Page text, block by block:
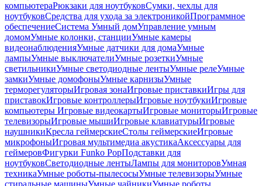
компьютераРюкзаки для ноутбуковСумки, чехлы для
ноутбуковСредства для ухода за электроникойПрограммное
обеспечениеСистема Умный домУправление умным
домомУмные колонки, станцииУмные камеры
видеонаблюденияУмные датчики для домаУмные
лампыУмные выключателиУмные розеткиУмные
светильникиУмные светодиодные лентыУмные релеУмные
замкиУмные домофоныУмные карнизыУмные
терморегуляторыИгровая зонаИгровые приставкиИгры для
приставокИгровые контроллерыИгровые ноутбукиИгровые
компьютеры Игровые видеокартыИгровые мониторыИгровые
телевизорыИгровые мышиИгровые клавиатурыИгровые
наушникиКресла геймерскиеСтолы геймерскиеИгровые
микрофоныИгровая мультимедиа акустикаАксессуары для
геймеровФигурки Funko PopПодставки для
ноутбуковСветодиодные лентыЛампы для мониторовУмная
техникаУмные роботы-пылесосыУмные телевизорыУмные
стиральные машиныУмные чайникиУмные роботы